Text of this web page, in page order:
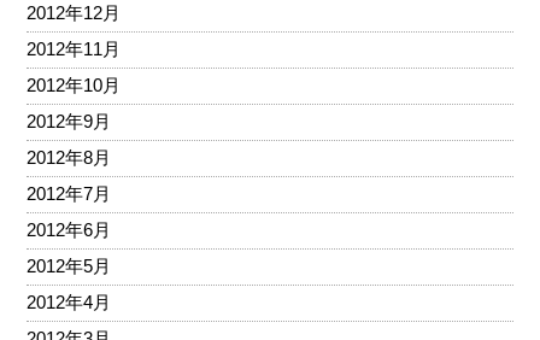
2012年12月
2012年11月
2012年10月
2012年9月
2012年8月
2012年7月
2012年6月
2012年5月
2012年4月